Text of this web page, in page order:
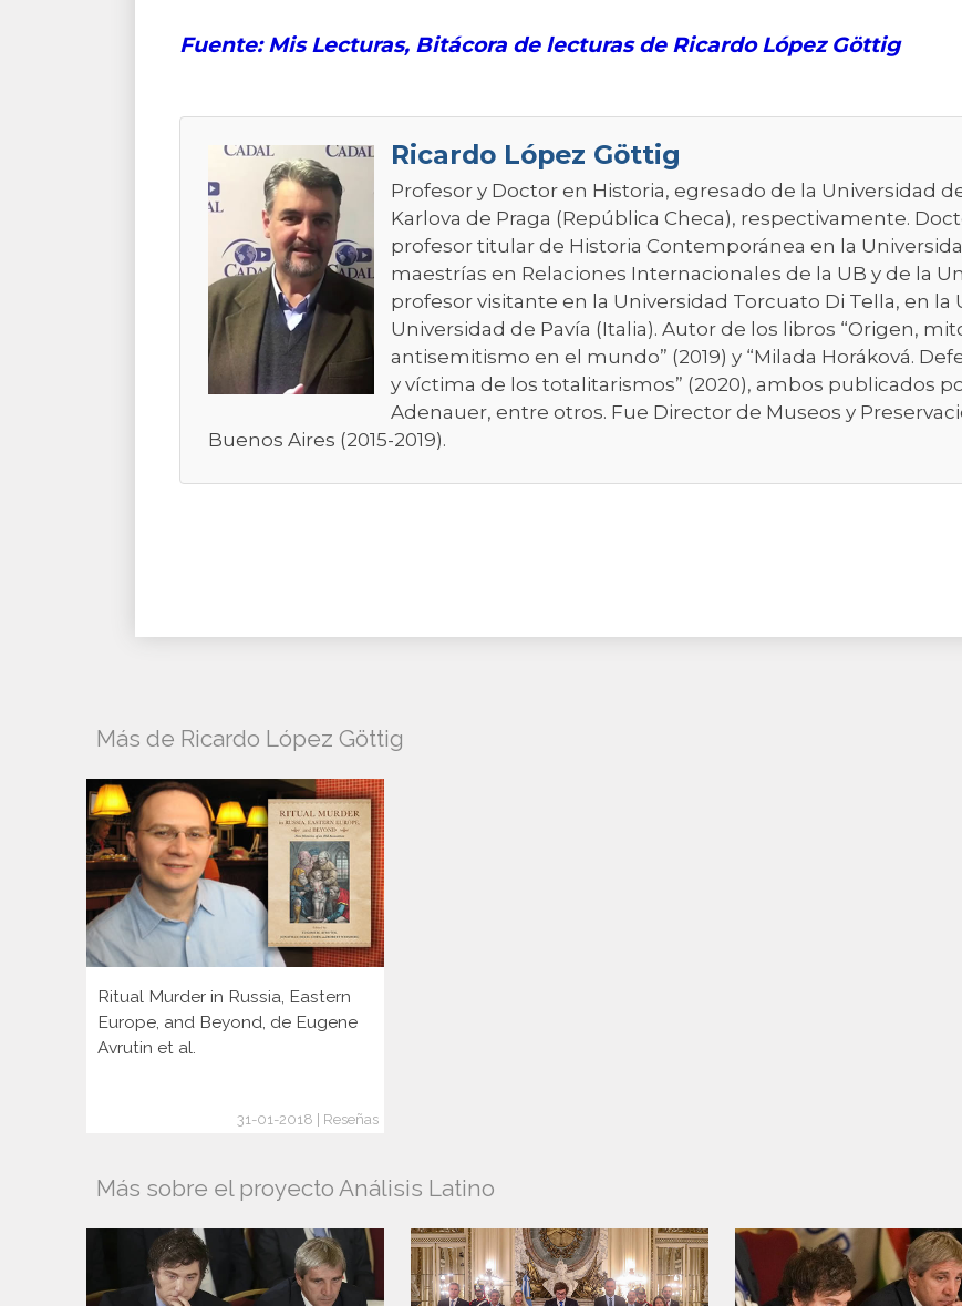
Fuente: Mis Lecturas, Bitácora de lecturas de Ricardo López Göttig
Ricardo López Göttig
Profesor y Doctor en Historia, egresado de la Universidad
Karlova de Praga (República Checa), respectivamente.
profesor titular de Historia Contemporánea en la
maestrías en Relaciones Internacionales de la UB y de la
profesor visitante en la Universidad Torcuato Di Tella, en la
Universidad de Pavía (Italia). Autor de los libros “Origen,
antisemitismo en el mundo” (2019) y “Milada Horáková.
y víctima de los totalitarismos” (2020), ambos publicados
Adenauer, entre otros. Fue Director de Museos y
Buenos Aires (2015-2019).
Más de Ricardo López Göttig
Ritual Murder in Russia, Eastern
Europe, and Beyond, de Eugene
Avrutin et al.
31-01-2018 | Reseñas
Más sobre el proyecto Análisis Latino